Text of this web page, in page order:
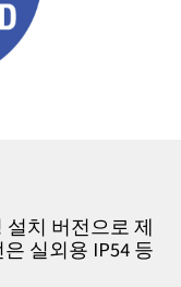
설치 버전으로 제
실외용 IP54 등